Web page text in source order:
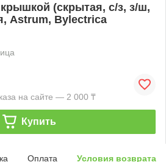
крышкой (скрытая, с/з, з/ш,
Astrum, Bylectrica
на сайте — 2 000 ₸
Купить
Оплата Условия возврата